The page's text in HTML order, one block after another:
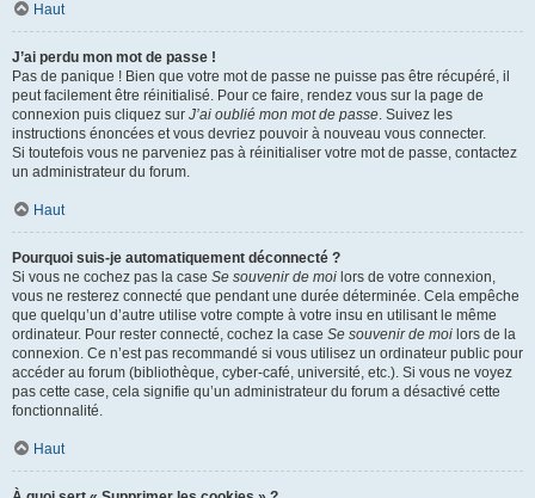
Haut
J’ai perdu mon mot de passe !
Pas de panique ! Bien que votre mot de passe ne puisse pas être récupéré, il
peut facilement être réinitialisé. Pour ce faire, rendez vous sur la page de
connexion puis cliquez sur J’ai oublié mon mot de passe. Suivez les
instructions énoncées et vous devriez pouvoir à nouveau vous connecter.
Si toutefois vous ne parveniez pas à réinitialiser votre mot de passe, contactez
un administrateur du forum.
Haut
Pourquoi suis-je automatiquement déconnecté ?
Si vous ne cochez pas la case Se souvenir de moi lors de votre connexion,
vous ne resterez connecté que pendant une durée déterminée. Cela empêche
que quelqu’un d’autre utilise votre compte à votre insu en utilisant le même
ordinateur. Pour rester connecté, cochez la case Se souvenir de moi lors de la
connexion. Ce n’est pas recommandé si vous utilisez un ordinateur public pour
accéder au forum (bibliothèque, cyber-café, université, etc.). Si vous ne voyez
pas cette case, cela signifie qu’un administrateur du forum a désactivé cette
fonctionnalité.
Haut